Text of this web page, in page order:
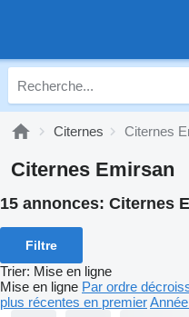
Citernes Citernes
Citernes Emirsan
15 annonces: Citernes
Filtre
Trier: Mise en ligne
Mise en ligne Par ordre
plus récentes en premier